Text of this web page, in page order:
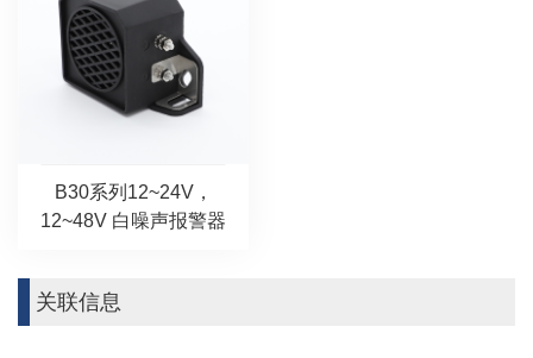
B30系列12~24V，
12~48V 白噪声报警器
关联信息